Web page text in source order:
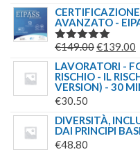
AVANZATO -
VALUTATO
€149.00IL
PREZZO
ERA:
€149.00.
€139.00
LAVORATORI -
RISCHIO - IL
VERSION) - 30
€30.50
DIVERSITÀ,
DAI PRINCIPI
€48.80